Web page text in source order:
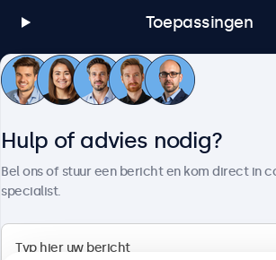
Toepassingen
Klantenservice
Hulp of advies nodig?
Bel ons of stuur een bericht en kom direct in
specialist.